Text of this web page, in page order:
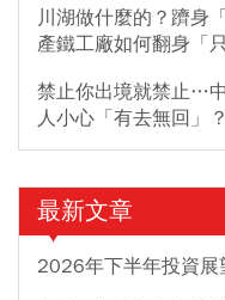
川湖做什麼的？躋身
產鐵工廠如何翻身「
禁止你出境就禁止…
人小心「有去無回」
最新文章
2026年下半年投資展